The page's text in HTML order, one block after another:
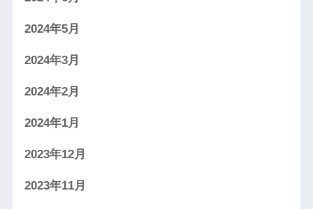
2024年5月
2024年3月
2024年2月
2024年1月
2023年12月
2023年11月